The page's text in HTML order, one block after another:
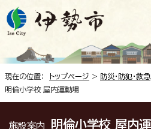
現在の位置： トップページ > 防災・防犯・救急
明倫小学校 屋内運動場
施設案内 明倫小学校 屋内